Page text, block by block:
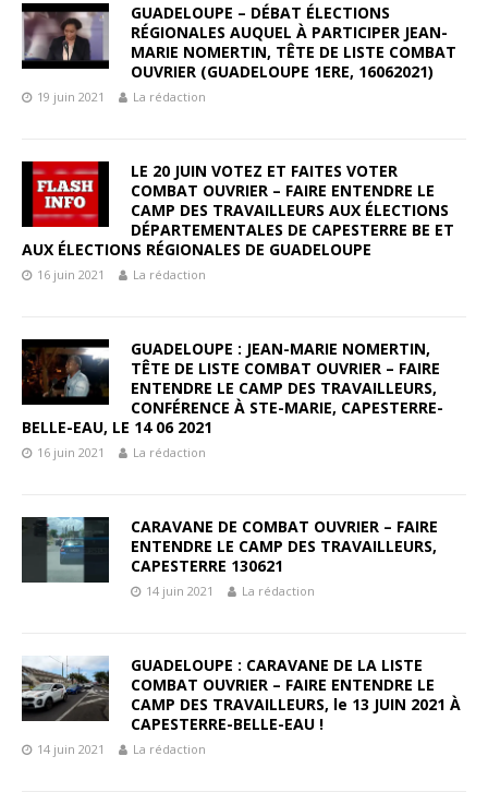
GUADELOUPE – DÉBAT ÉLECTIONS
RÉGIONALES AUQUEL À PARTICIPER JEAN-
MARIE NOMERTIN, TÊTE DE LISTE COMBAT
OUVRIER (GUADELOUPE 1ERE, 16062021)
19 juin 2021 La rédaction
LE 20 JUIN VOTEZ ET FAITES VOTER
COMBAT OUVRIER – FAIRE ENTENDRE LE
CAMP DES TRAVAILLEURS AUX ÉLECTIONS
DÉPARTEMENTALES DE CAPESTERRE BE ET
AUX ÉLECTIONS RÉGIONALES DE GUADELOUPE
16 juin 2021 La rédaction
GUADELOUPE : JEAN-MARIE NOMERTIN,
TÊTE DE LISTE COMBAT OUVRIER – FAIRE
ENTENDRE LE CAMP DES TRAVAILLEURS,
CONFÉRENCE À STE-MARIE, CAPESTERRE-
BELLE-EAU, LE 14 06 2021
16 juin 2021 La rédaction
CARAVANE DE COMBAT OUVRIER – FAIRE
ENTENDRE LE CAMP DES TRAVAILLEURS,
CAPESTERRE 130621
14 juin 2021 La rédaction
GUADELOUPE : CARAVANE DE LA LISTE
COMBAT OUVRIER – FAIRE ENTENDRE LE
CAMP DES TRAVAILLEURS, le 13 JUIN 2021 À
CAPESTERRE-BELLE-EAU !
14 juin 2021 La rédaction